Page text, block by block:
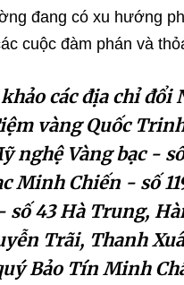
đang có xu hướng
cuộc đàm phán và
các địa chỉ đổi
vàng Quốc
nghệ Vàng bạc -
Minh Chiến - số
số 43 Hà Trung,
Trãi, Thanh
Bảo Tín Minh